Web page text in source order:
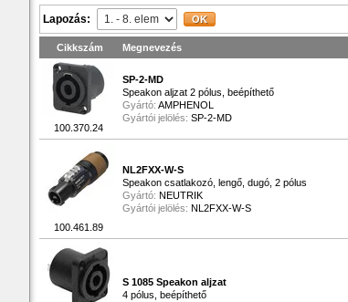
Lapozás:
Cikkszám Megnevezés
100.370.24
SP-2-MD
Speakon aljzat 2 pólus, beépíthető
Gyártó: AMPHENOL
Gyártói jelölés: SP-2-MD
100.461.89
NL2FXX-W-S
Speakon csatlakozó, lengő, dugó, 2 pólus
Gyártó: NEUTRIK
Gyártói jelölés: NL2FXX-W-S
S 1085 Speakon aljzat
4 pólus, beépíthető